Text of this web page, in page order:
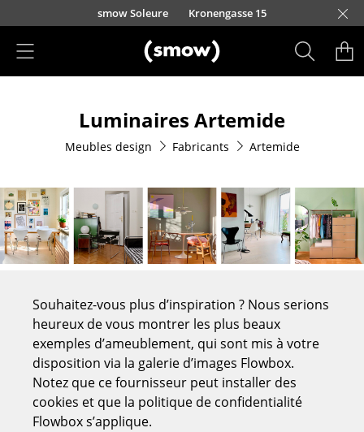
Accéder directement au contenu
smow Soleure Kronengasse 15
Chaises de cuisine & salle à manger
Canapés
Fauteuils
Fauteuils lounge
Chaises cantilever
Chaises et Tabourets de bar
Tabourets
Bancs & Chaises longues
Luminaires Artemide
Meubles design Fabricants Artemide
Souhaitez-vous plus d’inspiration ? Nous serions
heureux de vous montrer les plus beaux
exemples d’ameublement, qui sont mis à votre
disposition via la galerie d’images Flowbox.
Notez que ce fournisseur peut installer des
cookies et que la politique de confidentialité
Flowbox s’applique.